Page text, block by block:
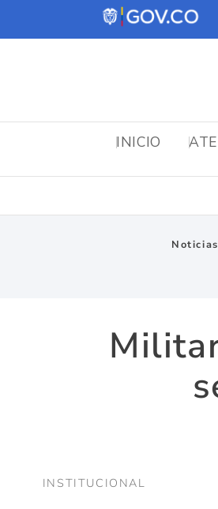
INICIO
Noticias
INSTITUCIONAL